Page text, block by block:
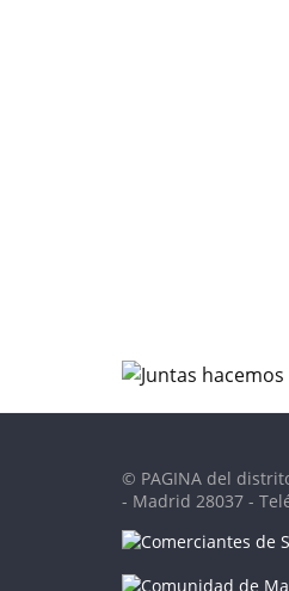
© PAGINA del
- Madrid 28037 -